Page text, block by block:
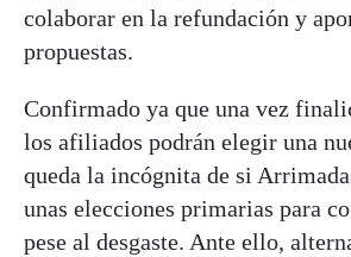
colaborar en la refundación y
propuestas.
Confirmado ya que una vez
los afiliados podrán elegir una
queda la incógnita de si
unas elecciones primarias para
pese al desgaste. Ante ello,